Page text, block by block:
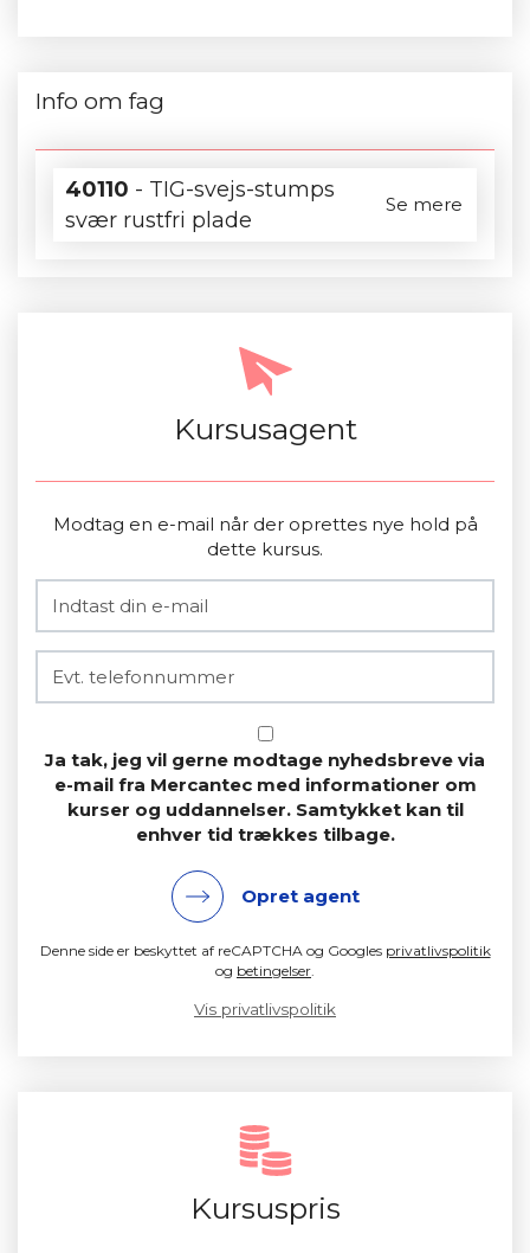
Info om fag
40110 - TIG-svejs-stumps
svær rustfri plade
Se mere
Kursusagent
Modtag en e-mail når der oprettes nye hold på
dette kursus.
Ja tak, jeg vil gerne modtage nyhedsbreve via
e-mail fra Mercantec med informationer om
kurser og uddannelser. Samtykket kan til
enhver tid trækkes tilbage.
Opret agent
Denne side er beskyttet af reCAPTCHA og Googles privatlivspolitik
og betingelser
Vis privatlivspolitik
Kursuspris